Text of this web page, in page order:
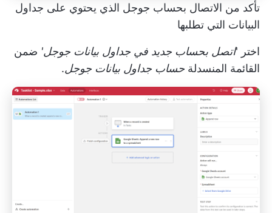
تأكد من الاتصال بحساب جوجل الذي يحتوي على جداول
البيانات التي تطلبها
اختر 'اتصل بحساب جديد في جداول بيانات جوجل' ضمن
القائمة المنسدلة حساب جداول بيانات جوجل.